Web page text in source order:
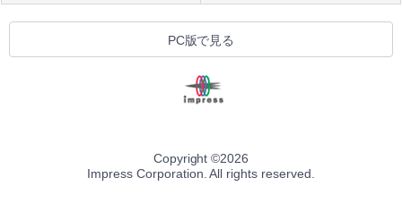
PC版で見る
Copyright ©2026
Impress Corporation. All rights reserved.